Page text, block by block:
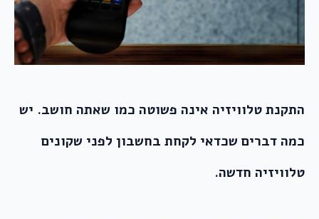
התקנת טלוויזיה אינה פשוטה כמו שאתה חושב. יש
כמה דברים שכדאי לקחת בחשבון לפני שקונים
טלוויזיה חדשה.